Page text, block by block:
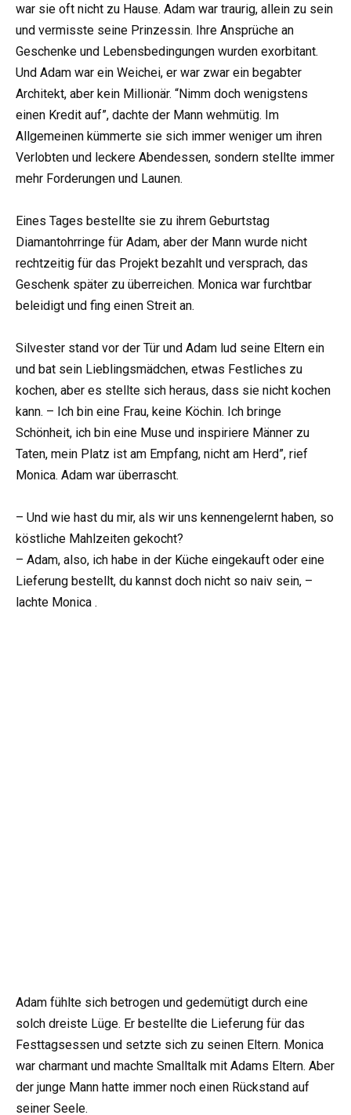
war sie oft nicht zu Hause. Adam war traurig, allein zu sein
und vermisste seine Prinzessin. Ihre Ansprüche an
Geschenke und Lebensbedingungen wurden exorbitant.
Und Adam war ein Weichei, er war zwar ein begabter
Architekt, aber kein Millionär. “Nimm doch wenigstens
einen Kredit auf”, dachte der Mann wehmütig. Im
Allgemeinen kümmerte sie sich immer weniger um ihren
Verlobten und leckere Abendessen, sondern stellte immer
mehr Forderungen und Launen.
Eines Tages bestellte sie zu ihrem Geburtstag
Diamantohrringe für Adam, aber der Mann wurde nicht
rechtzeitig für das Projekt bezahlt und versprach, das
Geschenk später zu überreichen. Monica war furchtbar
beleidigt und fing einen Streit an.
Silvester stand vor der Tür und Adam lud seine Eltern ein
und bat sein Lieblingsmädchen, etwas Festliches zu
kochen, aber es stellte sich heraus, dass sie nicht kochen
kann. – Ich bin eine Frau, keine Köchin. Ich bringe
Schönheit, ich bin eine Muse und inspiriere Männer zu
Taten, mein Platz ist am Empfang, nicht am Herd”, rief
Monica. Adam war überrascht.
– Und wie hast du mir, als wir uns kennengelernt haben, so
köstliche Mahlzeiten gekocht?
– Adam, also, ich habe in der Küche eingekauft oder eine
Lieferung bestellt, du kannst doch nicht so naiv sein, –
lachte Monica .
Adam fühlte sich betrogen und gedemütigt durch eine
solch dreiste Lüge. Er bestellte die Lieferung für das
Festtagsessen und setzte sich zu seinen Eltern. Monica
war charmant und machte Smalltalk mit Adams Eltern. Aber
der junge Mann hatte immer noch einen Rückstand auf
seiner Seele.